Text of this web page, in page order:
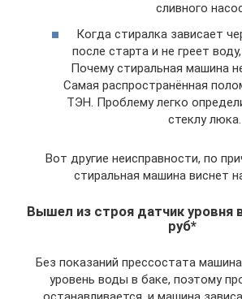
сливного
Когда стиралка зависает
после старта и не греет
Почему стиральная машина
Самая распространённая
ТЭН. Проблему легко
стеклу люка.
Вот другие неисправности, по
стиральная машина виснет
Вышел из строя датчик уровня
руб*
Без показаний прессостата
уровень воды в баке, поэтому